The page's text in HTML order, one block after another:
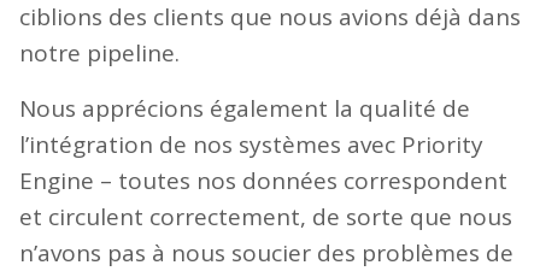
ciblions des clients que nous avions déjà dans
notre pipeline.
Nous apprécions également la qualité de
l’intégration de nos systèmes avec Priority
Engine – toutes nos données correspondent
et circulent correctement, de sorte que nous
n’avons pas à nous soucier des problèmes de